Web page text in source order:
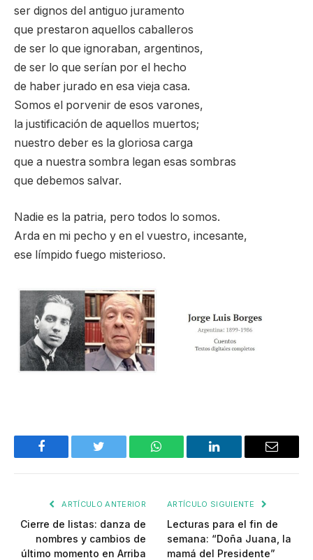
ser dignos del antiguo juramento
que prestaron aquellos caballeros
de ser lo que ignoraban, argentinos,
de ser lo que serían por el hecho
de haber jurado en esa vieja casa.
Somos el porvenir de esos varones,
la justificación de aquellos muertos;
nuestro deber es la gloriosa carga
que a nuestra sombra legan esas sombras
que debemos salvar.
Nadie es la patria, pero todos lo somos.
Arda en mi pecho y en el vuestro, incesante,
ese límpido fuego misterioso.
Facebook Twitter WhatsApp LinkedIn Email
ARTÍCULO ANTERIOR
Cierre de listas: danza de
nombres y cambios de
último momento en Arriba
ARTÍCULO SIGUIENTE
Lecturas para el fin de
semana: “Doña Juana, la
mamá del Presidente”